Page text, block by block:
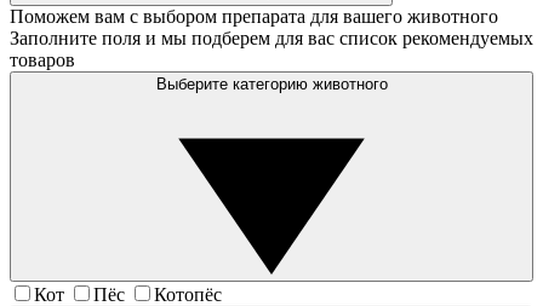
Поможем вам с выбором препарата для вашего животного
Заполните поля и мы подберем для вас список рекомендуемых
товаров
Выберите категорию животного
Кот Пёс Котопёс